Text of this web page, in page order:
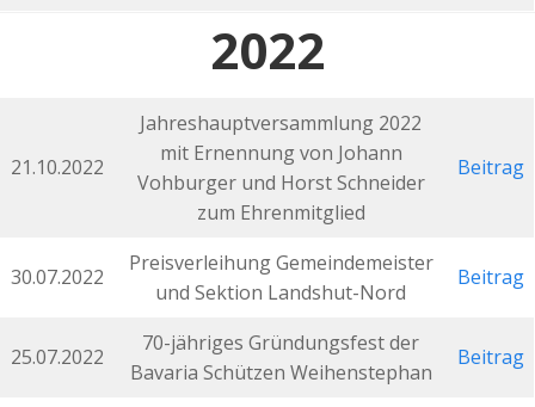
2022
21.10.2022
Jahreshauptversammlung 2022
mit Ernennung von Johann
Vohburger und Horst Schneider
zum Ehrenmitglied
Beitrag
30.07.2022
Preisverleihung Gemeindemeister
und Sektion Landshut-Nord
Beitrag
25.07.2022
70-jähriges Gründungsfest der
Bavaria Schützen Weihenstephan
Beitrag